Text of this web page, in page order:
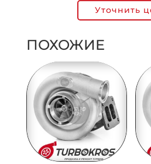
Уточнить
ПОХОЖИЕ